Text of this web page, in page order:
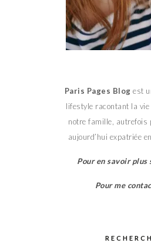
Paris Pages Blog est
lifestyle racontant la
notre famille, autrefois
aujourd’hui expatriée
Pour en savoir plus
Pour me